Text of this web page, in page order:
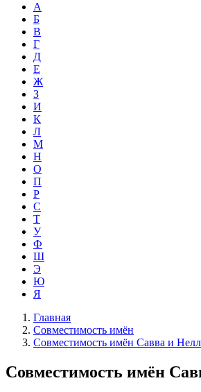
А
Б
В
Г
Д
Е
Ж
З
И
К
Л
М
Н
О
П
Р
С
Т
У
Ф
Ш
Э
Ю
Я
Главная
Совместимость имён
Совместимость имён Савва и
Совместимость имён